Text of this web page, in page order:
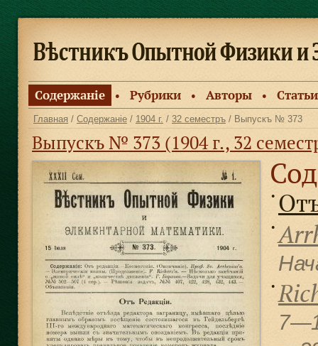
Содержанiе ● Рубрики ● Авторы ● Статьи
Главная / Содержанiе / 1904 г. / 32 семестръ / Выпускъ № 373
Выпускъ № 373 (1904 г., 32
●
●
●